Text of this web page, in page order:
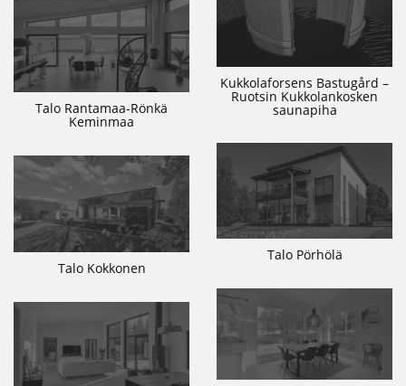
Kukkolaforsens Bastugård –
Ruotsin Kukkolankosken
saunapiha
Talo Rantamaa-Rönkä
Keminmaa
Talo Pörhölä
Talo Kokkonen